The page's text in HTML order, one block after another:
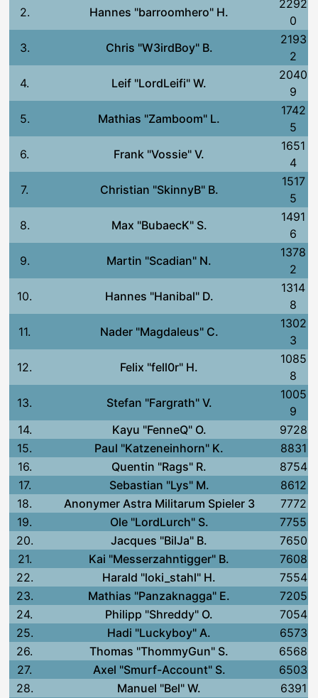
2.
Hannes "barroomhero" H.
2292
0
3.
Chris "W3irdBoy" B.
2193
2
4.
Leif "LordLeifi" W.
2040
9
5.
Mathias "Zamboom" L.
1742
5
6.
Frank "Vossie" V.
1651
4
7.
Christian "SkinnyB" B.
1517
5
8.
Max "BubaecK" S.
1491
6
9.
Martin "Scadian" N.
1378
2
10.
Hannes "Hanibal" D.
1314
8
11.
Nader "Magdaleus" C.
1302
3
12.
Felix "fell0r" H.
1085
8
13.
Stefan "Fargrath" V.
1005
9
14.
Kayu "FenneQ" O.
9728
15.
Paul "Katzeneinhorn" K.
8831
16.
Quentin "Rags" R.
8754
17.
Sebastian "Lys" M.
8612
18.
Anonymer Astra Militarum Spieler 3
7772
19.
Ole "LordLurch" S.
7755
20.
Jacques "BilJa" B.
7650
21.
Kai "Messerzahntigger" B.
7608
22.
Harald "loki_stahl" H.
7554
23.
Mathias "Panzaknagga" E.
7205
24.
Philipp "Shreddy" O.
7054
25.
Hadi "Luckyboy" A.
6573
26.
Thomas "ThommyGun" S.
6568
27.
Axel "Smurf-Account" S.
6503
28.
Manuel "Bel" W.
6391